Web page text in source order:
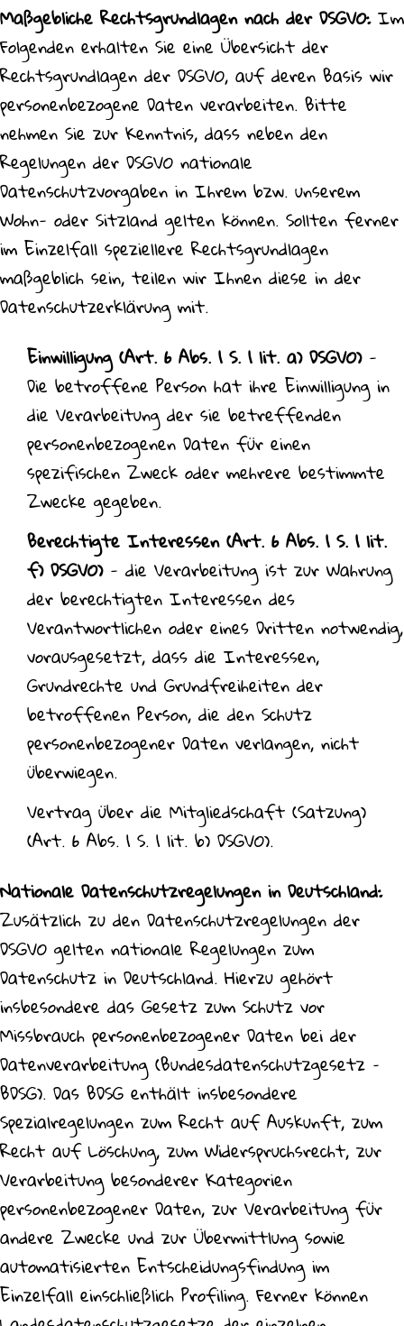
Maßgebliche Rechtsgrundlagen nach der DSGVO: Im
Folgenden erhalten Sie eine Übersicht der
Rechtsgrundlagen der DSGVO, auf deren Basis wir
personenbezogene Daten verarbeiten. Bitte
nehmen Sie zur Kenntnis, dass neben den
Regelungen der DSGVO nationale
Datenschutzvorgaben in Ihrem bzw. unserem
Wohn- oder Sitzland gelten können. Sollten ferner
im Einzelfall speziellere Rechtsgrundlagen
maßgeblich sein, teilen wir Ihnen diese in der
Datenschutzerklärung mit.
Einwilligung (Art. 6 Abs. 1 S. 1 lit. a) DSGVO)-
Die betroffene Person hat ihre Einwilligung in
die Verarbeitung der sie betreffenden
personenbezogenen Daten für einen
spezifischen Zweck oder mehrere bestimmte
Zwecke gegeben.
Berechtigte Interessen (Art. 6 Abs. 1 S. 1 lit.
f) DSGVO)- die Verarbeitung ist zur Wahrung
der berechtigten Interessen des
Verantwortlichen oder eines Dritten notwendig,
vorausgesetzt, dass die Interessen,
Grundrechte und Grundfreiheiten der
betroffenen Person, die den Schutz
personenbezogener Daten verlangen, nicht
überwiegen.
Vertrag über die Mitgliedschaft (Satzung)
(Art. 6 Abs. 1 S. 1 lit. b) DSGVO).
Nationale Datenschutzregelungen in Deutschland:
Zusätzlich zu den Datenschutzregelungen der
DSGVO gelten nationale Regelungen zum
Datenschutz in Deutschland. Hierzu gehört
insbesondere das Gesetz zum Schutz vor
Missbrauch personenbezogener Daten bei der
Datenverarbeitung (Bundesdatenschutzgesetz –
BDSG). Das BDSG enthält insbesondere
Spezialregelungen zum Recht auf Auskunft, zum
Recht auf Löschung, zum Widerspruchsrecht, zur
Verarbeitung besonderer Kategorien
personenbezogener Daten, zur Verarbeitung für
andere Zwecke und zur Übermittlung sowie
automatisierten Entscheidungsfindung im
Einzelfall einschließlich Profiling. Ferner können